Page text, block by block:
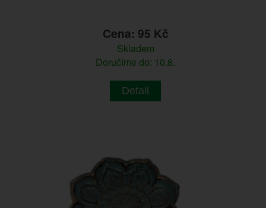
Cena: 95 Kč
Skladem
Doručíme do: 10.8.
Detail